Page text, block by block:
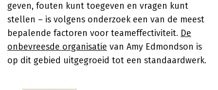
geven, fouten kunt toegeven en vragen kunt
stellen – is volgens onderzoek een van de meest
bepalende factoren voor teameffectiviteit. De
onbevreesde organisatie van Amy Edmondson is
op dit gebied uitgegroeid tot een standaardwerk.